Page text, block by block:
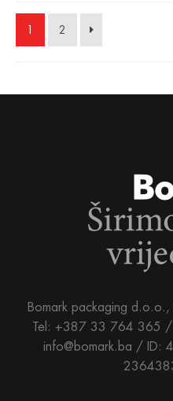
1 2
Bomark packaging
Tel: +387 33 764 365
info@bomark.ba / ID: